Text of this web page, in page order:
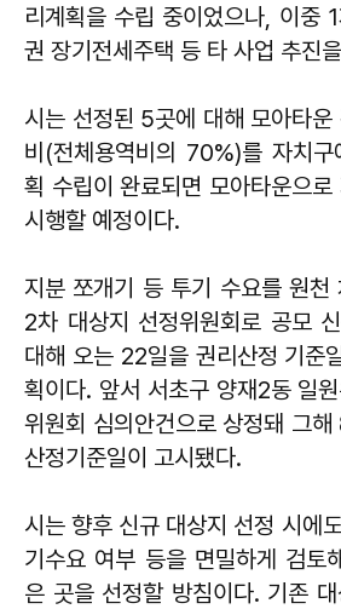
리계획을 수립 중이었으나, 이중
권 장기전세주택 등 타 사업 추진
시는 선정된 5곳에 대해 모아타운
비(전체용역비의 70%)를 자치구
획 수립이 완료되면 모아타운으
시행할 예정이다.
지분 쪼개기 등 투기 수요를 원천
2차 대상지 선정위원회로 공모
대해 오는 22일을 권리산정 기준
획이다. 앞서 서초구 양재2동 일
위원회 심의안건으로 상정돼 그
산정기준일이 고시됐다.
시는 향후 신규 대상지 선정 시에
기수요 여부 등을 면밀하게 검토
은 곳을 선정할 방침이다. 기존